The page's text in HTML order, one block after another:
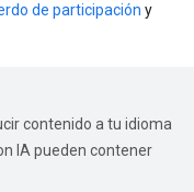
de participación y
contenido a tu idioma
IA pueden contener